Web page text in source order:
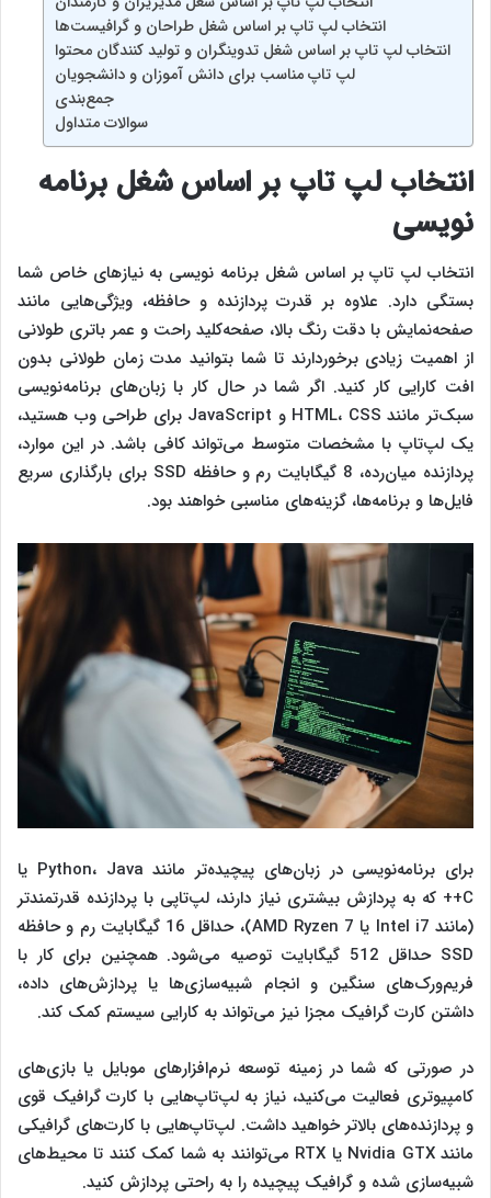
انتخاب لپ‌ تاپ بر اساس شغل طراحان و گرافیست‌ها
انتخاب لپ‌ تاپ بر اساس شغل تدوینگران و تولید کنندگان محتوا
لپ تاپ مناسب برای دانش آموزان و دانشجویان
جمع‌بندی
سوالات متداول
انتخاب لپ‌ تاپ بر اساس شغل برنامه
نویسی
انتخاب لپ‌ تاپ بر اساس شغل برنامه ‌نویسی به نیازهای خاص شما
بستگی دارد. علاوه بر قدرت پردازنده و حافظه، ویژگی‌هایی مانند
صفحه‌نمایش با دقت رنگ بالا، صفحه‌کلید راحت و عمر باتری طولانی
از اهمیت زیادی برخوردارند تا شما بتوانید مدت زمان طولانی بدون
افت کارایی کار کنید. اگر شما در حال کار با زبان‌های برنامه‌نویسی
سبک‌تر مانند HTML، CSS و JavaScript برای طراحی وب هستید،
یک لپ‌تاپ با مشخصات متوسط می‌تواند کافی باشد. در این موارد،
پردازنده میان‌رده، 8 گیگابایت رم و حافظه SSD برای بارگذاری سریع
فایل‌ها و برنامه‌ها، گزینه‌های مناسبی خواهند بود.
برای برنامه‌نویسی در زبان‌های پیچیده‌تر مانند Python، Java یا
C++ که به پردازش بیشتری نیاز دارند، لپ‌تاپی با پردازنده قدرتمندتر
(مانند Intel i7 یا AMD Ryzen 7)، حداقل 16 گیگابایت رم و حافظه
SSD حداقل 512 گیگابایت توصیه می‌شود. همچنین برای کار با
فریم‌ورک‌های سنگین و انجام شبیه‌سازی‌ها یا پردازش‌های داده،
داشتن کارت گرافیک مجزا نیز می‌تواند به کارایی سیستم کمک کند.
در صورتی که شما در زمینه توسعه نرم‌افزارهای موبایل یا بازی‌های
کامپیوتری فعالیت می‌کنید، نیاز به لپ‌تاپ‌هایی با کارت گرافیک قوی
و پردازنده‌های بالاتر خواهید داشت. لپ‌تاپ‌هایی با کارت‌های گرافیکی
مانند Nvidia GTX یا RTX می‌توانند به شما کمک کنند تا محیط‌های
شبیه‌سازی شده و گرافیک پیچیده را به راحتی پردازش کنید.